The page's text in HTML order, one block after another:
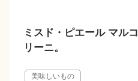
ミスド・ピエール マルコ
リーニ。
美味しいもの